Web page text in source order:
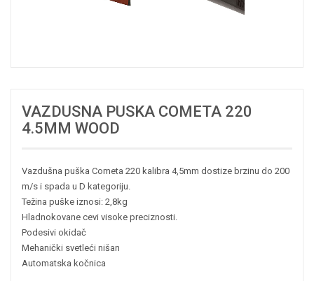
VAZDUSNA PUSKA COMETA 220
4.5MM WOOD
Vazdušna puška Cometa 220 kalibra 4,5mm dostize brzinu do 200
m/s i spada u D kategoriju.
Težina puške iznosi: 2,8kg
Hladnokovane cevi visoke preciznosti.
Podesivi okidač
Mehanički svetleći nišan
Automatska kočnica